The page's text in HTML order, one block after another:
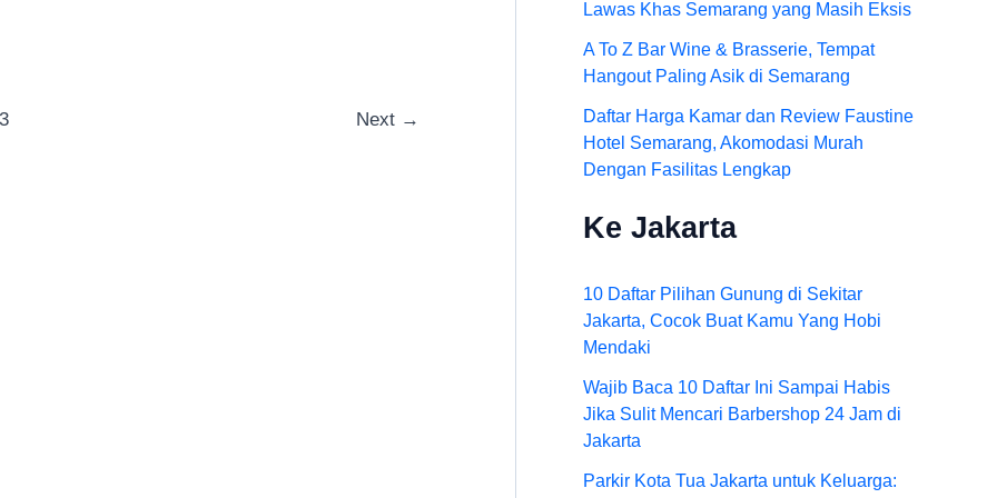
3 Next →
Lawas Khas Semarang yang Masih Eksis
A To Z Bar Wine & Brasserie, Tempat
Hangout Paling Asik di Semarang
Daftar Harga Kamar dan Review Faustine
Hotel Semarang, Akomodasi Murah
Dengan Fasilitas Lengkap
Ke Jakarta
10 Daftar Pilihan Gunung di Sekitar
Jakarta, Cocok Buat Kamu Yang Hobi
Mendaki
Wajib Baca 10 Daftar Ini Sampai Habis
Jika Sulit Mencari Barbershop 24 Jam di
Jakarta
Parkir Kota Tua Jakarta untuk Keluarga: